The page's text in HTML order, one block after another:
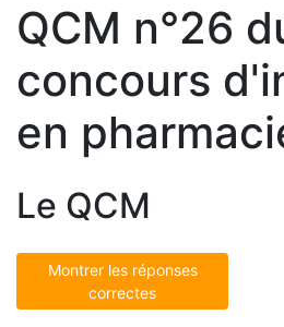
QCM n°26
concours
en
Le QCM
Montrer les réponses
correctes